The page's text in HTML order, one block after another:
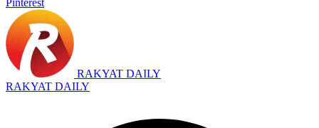
Pinterest
RAKYAT DAILY
RAKYAT DAILY